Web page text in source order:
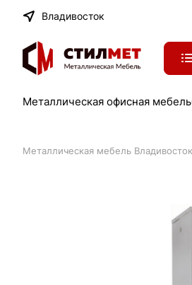
Владивосток
Металлическая офисная мебель
Металлическая мебель Владивосток